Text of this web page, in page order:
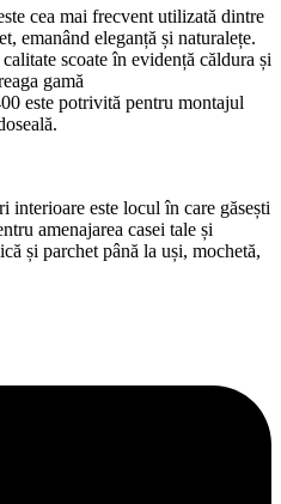
cea mai frecvent utilizată dintre
emanând eleganță și naturalețe.
scoate în evidență căldura și
gamă
este potrivită pentru montajul
este locul în care găsești
amenajarea casei tale și
și parchet până la uși, mochetă,